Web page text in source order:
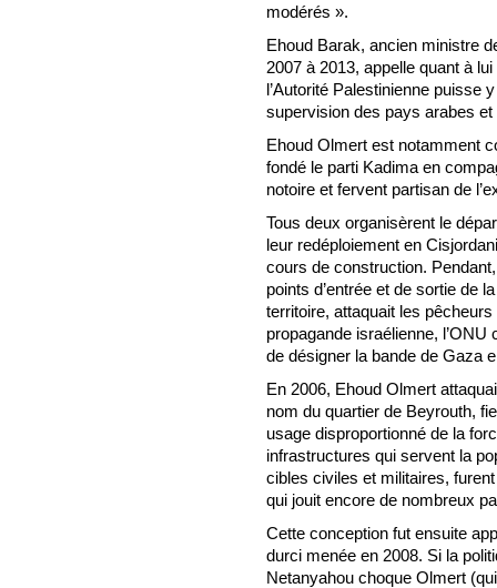
modérés ».
Ehoud Barak, ancien ministre
2007 à 2013, appelle quant à
l’Autorité Palestinienne puisse
supervision des pays arabes
Ehoud Olmert est notamment
fondé le parti Kadima en
notoire et fervent partisan de
Tous deux organisèrent le
leur redéploiement en
cours de construction.
points d’entrée et de sortie de
territoire, attaquait les
propagande israélienne,
de désigner la bande de Gaza
En 2006, Ehoud Olmert
nom du quartier de Beyrouth,
usage disproportionné de la
infrastructures qui servent la
cibles civiles et militaires,
qui jouit encore de nombreux
Cette conception fut ensuite
durci menée en 2008. Si la
Netanyahou choque Olmert